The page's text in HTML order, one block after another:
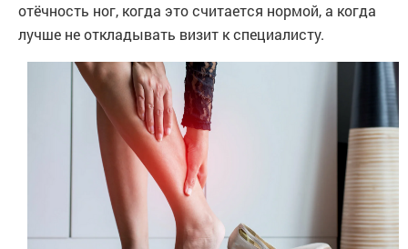
отёчность ног, когда это считается нормой, а когда
лучше не откладывать визит к специалисту.